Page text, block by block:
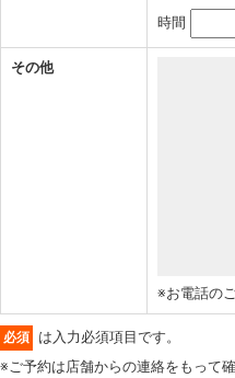
時間
その他
※お電話の
必須
は入力必須項目です。
※ご予約は店舗からの連絡をもって確